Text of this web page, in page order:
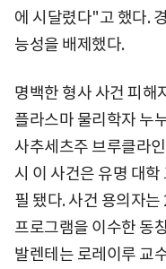
에 시달렸다"고 했다.
능성을 배제했다.
명백한 형사 사건 피해
플라스마 물리학자 누
사추세츠주 브루클라
시 이 사건은 유명 대
필 됐다. 사건 용의자
프로그램을 이수한 동
발렌테는 로레이루 교